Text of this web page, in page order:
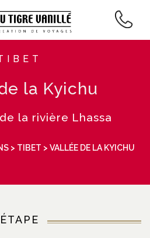
la Kyichu
la rivière Lhassa
> TIBET > VALLÉE DE LA KYICHU
ÉTAPE